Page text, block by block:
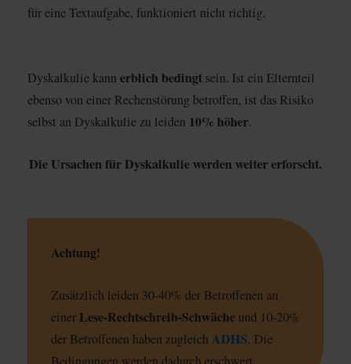
für eine Textaufgabe, funktioniert nicht richtig.
Dyskalkulie kann erblich bedingt sein. Ist ein Elternteil
ebenso von einer Rechenstörung betroffen, ist das Risiko
selbst an Dyskalkulie zu leiden 10% höher.
Die Ursachen für Dyskalkulie werden weiter erforscht.
Achtung!
Zusätzlich leiden 30-40% der Betroffenen an
einer Lese-Rechtschreib-Schwäche und 10-20%
der Betroffenen haben zugleich ADHS. Die